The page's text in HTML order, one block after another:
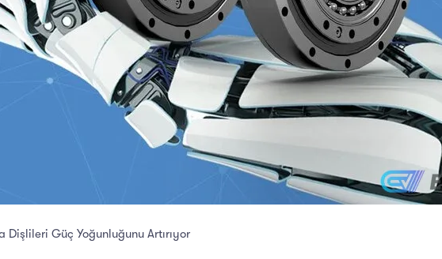
Dişlileri Güç Yoğunluğunu Artırıyor